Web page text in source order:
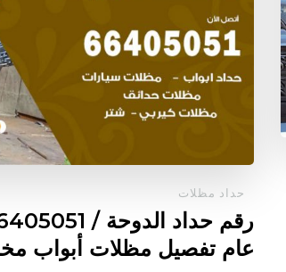
حداد مظلات
عام تفصيل مظلات أبواب